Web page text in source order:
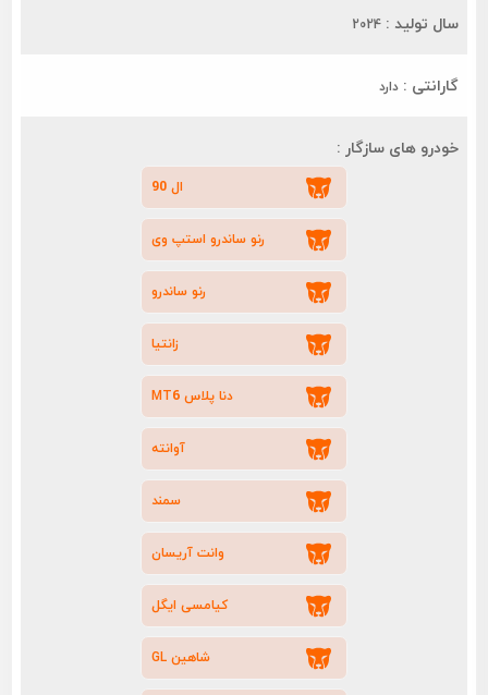
سال تولید : 2024
گارانتی : دارد
خودرو های سازگار :
ال 90
رنو ساندرو استپ وی
رنو ساندرو
زانتیا
دنا پلاس MT6
آوانته
سمند
وانت آریسان
کیامسی ایگل
شاهین GL